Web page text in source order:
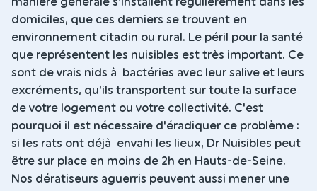
domiciles, que ces derniers se trouvent en
environnement citadin ou rural. Le péril pour la santé
que représentent les nuisibles est très important. Ce
sont de vrais nids à bactéries avec leur salive et leurs
excréments, qu'ils transportent sur toute la surface
de votre logement ou votre collectivité. C'est
pourquoi il est nécessaire d'éradiquer ce problème :
si les rats ont déjà envahi les lieux, Dr Nuisibles peut
être sur place en moins de 2h en Hauts-de-Seine.
Nos dératiseurs aguerris peuvent aussi mener une